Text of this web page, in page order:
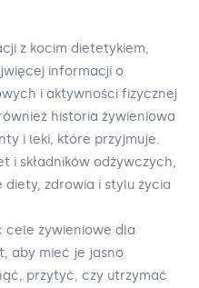
z kocim dietetykiem,
informacji o
i aktywności fizycznej
historia żywieniowa
i leki, które przyjmuje.
i składników odżywczych,
zdrowia i stylu życia
cele żywieniowe dla
aby mieć je jasno
przytyć, czy utrzymać